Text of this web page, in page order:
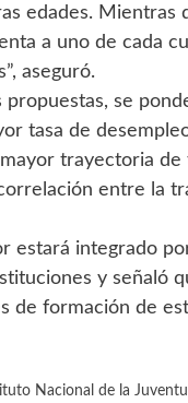
edades. Mientras
a uno de cada
aseguró.
se
tasa de
trayectoria
entre la
estará integrado
y señaló
de formación de
Nacional de la